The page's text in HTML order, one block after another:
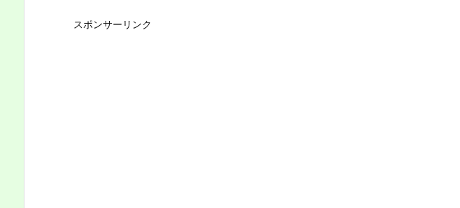
スポンサーリンク